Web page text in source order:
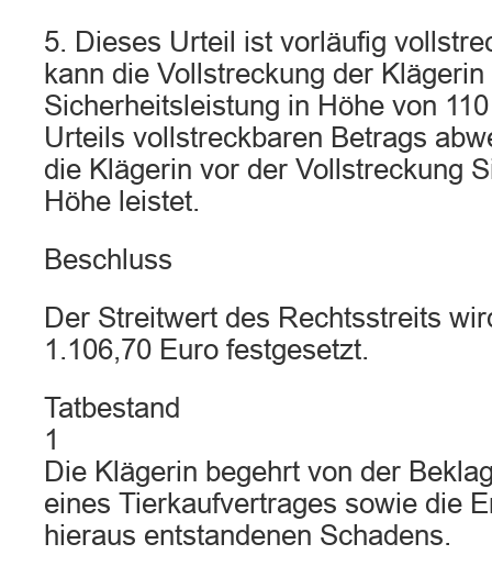
5. Dieses Urteil ist vorläufig
kann die Vollstreckung der
Sicherheitsleistung in Höhe von
Urteils vollstreckbaren Betrags
die Klägerin vor der Vollstreckung
Höhe leistet.
Beschluss
Der Streitwert des Rechtsstreits
1.106,70 Euro festgesetzt.
Tatbestand
1
Die Klägerin begehrt von der
eines Tierkaufvertrages sowie die
hieraus entstandenen Schadens.